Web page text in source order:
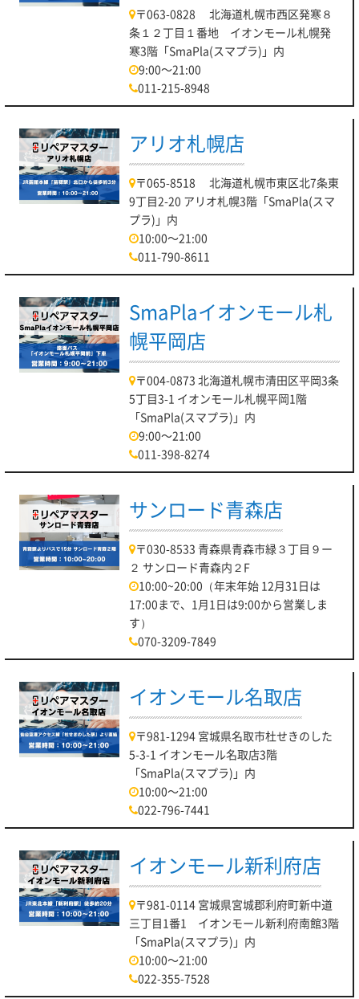
〒063-0828 北海道札幌市西区発寒８
条１２丁目１番地 イオンモール札幌発
寒3階「SmaPla(スマプラ)」内
9:00～21:00
011-215-8948
アリオ札幌店
〒065-8518 北海道札幌市東区北7条東
9丁目2-20 アリオ札幌3階「SmaPla(スマ
プラ)」内
10:00～21:00
011-790-8611
SmaPlaイオンモール札
幌平岡店
〒004-0873 北海道札幌市清田区平岡3条
5丁目3-1 イオンモール札幌平岡1階
「SmaPla(スマプラ)」内
9:00～21:00
011-398-8274
サンロード青森店
〒030-8533 青森県青森市緑３丁目９ー
２ サンロード青森内２F
10:00~20:00（年末年始 12月31日は
17:00まで、1月1日は9:00から営業しま
す）
070-3209-7849
イオンモール名取店
〒981-1294 宮城県名取市杜せきのした
5-3-1 イオンモール名取店3階
「SmaPla(スマプラ)」内
10:00～21:00
022-796-7441
イオンモール新利府店
〒981-0114 宮城県宮城郡利府町新中道
三丁目1番1 イオンモール新利府南館3階
「SmaPla(スマプラ)」内
10:00～21:00
022-355-7528